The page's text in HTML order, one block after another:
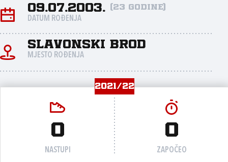
09.07.2003. (23 godine)
DATUM ROĐENJA
Slavonski Brod
MJESTO ROĐENJA
2021/22
0
NASTUPI
0
ZAPOČEO